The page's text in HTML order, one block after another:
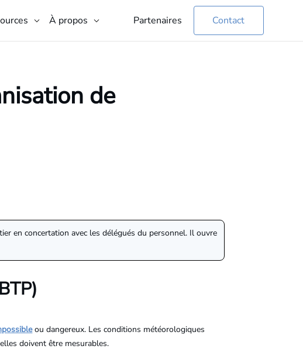
À propos Partenaires Contact
de
en concertation avec les délégués du personnel. Il ouvre
ou dangereux. Les conditions météorologiques
doivent être mesurables.